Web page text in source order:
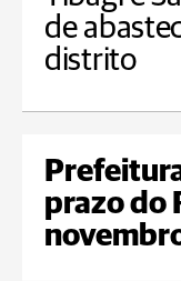
de
distrito
prazo do